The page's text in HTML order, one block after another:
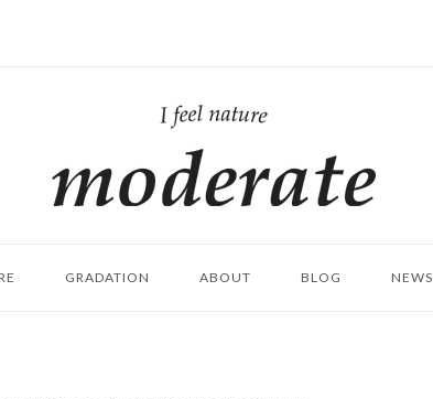
ム
GRADATION ABOUT BLOG NEWS